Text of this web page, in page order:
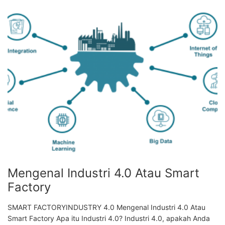
Mengenal Industri 4.0 Atau Smart
Factory
SMART FACTORYINDUSTRY 4.0 Mengenal Industri 4.0 Atau
Smart Factory Apa itu Industri 4.0? Industri 4.0, apakah Anda